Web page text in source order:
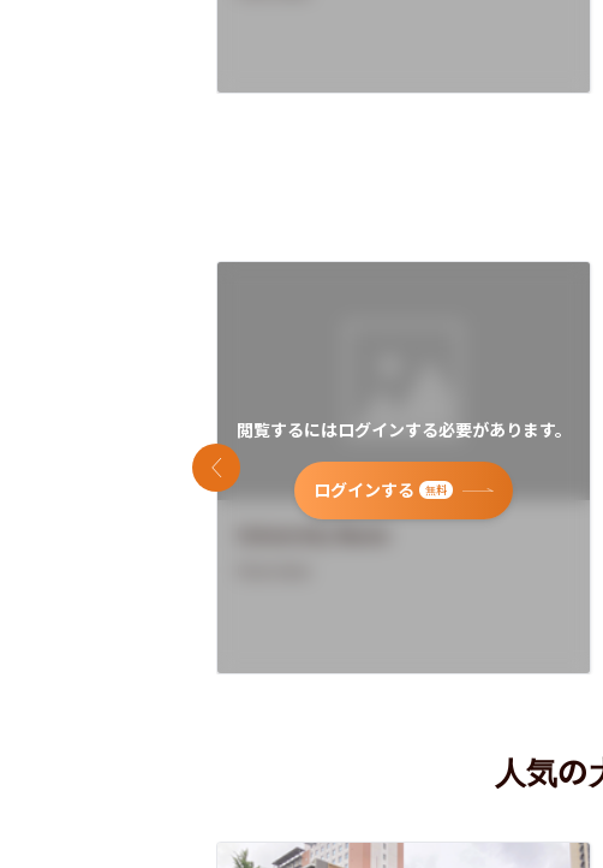
閲覧するにはログインする必要があります。
ログインする 無料
前のスライド
人気の